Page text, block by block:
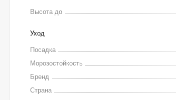
Высота до
Уход
Посадка
Морозостойкость
Бренд
Страна